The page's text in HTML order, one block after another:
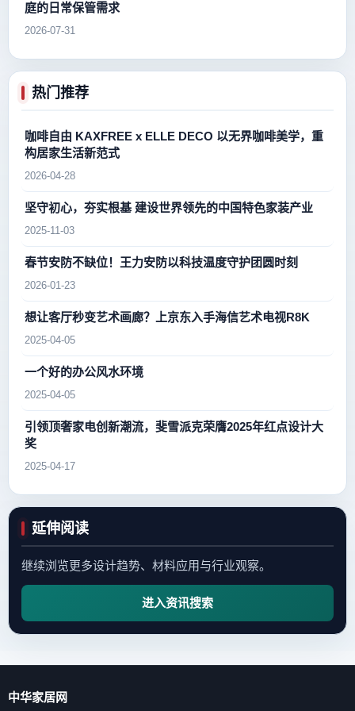
庭的日常保管需求
2026-07-31
热门推荐
咖啡自由 KAXFREE x ELLE DECO 以无界咖啡美学，重
构居家生活新范式
2026-04-28
坚守初心，夯实根基 建设世界领先的中国特色家装产业
2025-11-03
春节安防不缺位！王力安防以科技温度守护团圆时刻
2026-01-23
想让客厅秒变艺术画廊？上京东入手海信艺术电视R8K
2025-04-05
一个好的办公风水环境
2025-04-05
引领顶奢家电创新潮流，斐雪派克荣膺2025年红点设计大
奖
2025-04-17
延伸阅读
继续浏览更多设计趋势、材料应用与行业观察。
进入资讯搜索
中华家居网